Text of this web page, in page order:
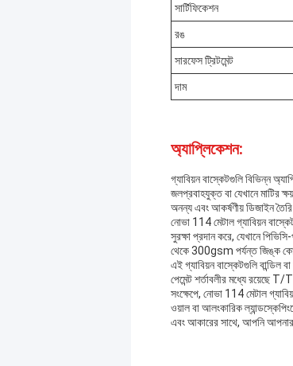
সার্টিফিকেশন
রঙ
সারফেস ট্রিটমেন্ট
দাম
অ্যাপ্লিকেশন:
গ্যাবিয়ন বাস্কেটগুলি বিভিন্ন
জলপ্রবাহযুক্ত বা যেখানে মাটির
অনন্য এবং আকর্ষণীয় ডিজাইন
নোভা 114 মেটাল গ্যাবিয়ন
সুরক্ষা প্রদান করে, যেখানে
থেকে 300gsm পর্যন্ত জিঙ্ক
এই গ্যাবিয়ন বাস্কেটগুলি বান্ডিল
পেমেন্ট শর্তাবলীর মধ্যে রয়েছে
সংক্ষেপে, নোভা 114 মেটাল
ওয়াল বা আলংকারিক
এবং আকারের সাথে, আপনি আপনার